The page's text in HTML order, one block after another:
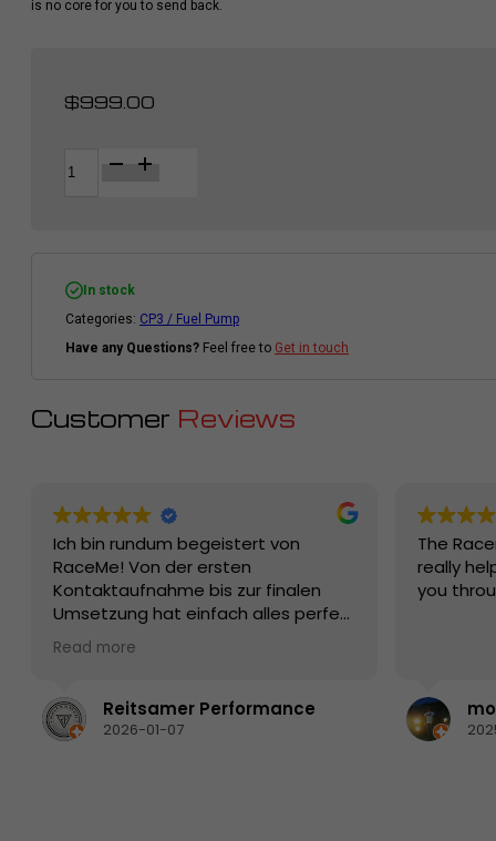
is no core for you to send back.
$999.00
In stock
Categories: CP3 / Fuel Pump
Have any Questions? Feel free to Get in touch
Customer Reviews
Ich bin rundum begeistert von
RaceMe! Von der ersten
Kontaktaufnahme bis zur finalen
Umsetzung hat einfach alles perfekt
funktioniert. Die Beratung war
kompetent, ehrlich und auf den
echte Profis mit Leidenschaft und
Know-how am Werk sind.
Read more
Reitsamer Performance
2026-01-07
The
really
you